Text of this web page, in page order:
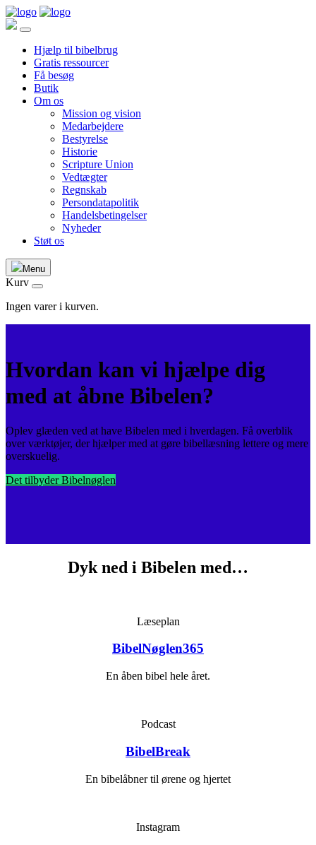
Hjælp til bibelbrug
Gratis ressourcer
Få besøg
Butik
Om os
Mission og vision
Medarbejdere
Bestyrelse
Historie
Scripture Union
Vedtægter
Regnskab
Persondatapolitik
Handelsbetingelser
Nyheder
Støt os
Menu
Kurv
Ingen varer i kurven.
Hvordan kan vi hjælpe dig
med at åbne Bibelen?
Oplev glæden ved at have Bibelen med i hverdagen. Få overblik
over værktøjer, der hjælper med at gøre bibellæsning lettere og mere
overskuelig.
Det tilbyder Bibelnøglen
Dyk ned i Bibelen med…
Læseplan
BibelNøglen365
En åben bibel hele året.
Podcast
BibelBreak
En bibelåbner til ørene og hjertet
Instagram